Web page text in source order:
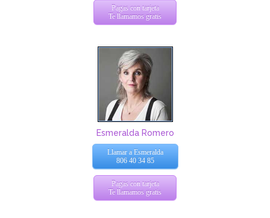
Pagas con tarjeta
Te llamamos gratis
Esmeralda Romero
Llamar a Esmeralda
806 40 34 85
Pagas con tarjeta
Te llamamos gratis